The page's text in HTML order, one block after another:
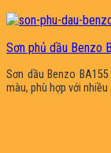
Sơn phủ dầu Benzo
Sơn dầu Benzo
màu, phù hợp với